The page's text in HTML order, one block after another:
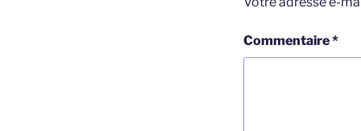
Commentaire*